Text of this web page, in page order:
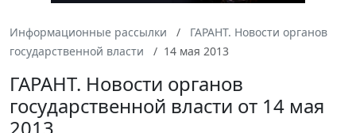
Информационные рассылки
ГАРАНТ. Новости органов
государственной власти
14 мая 2013
ГАРАНТ. Новости органов
государственной власти от 14 мая
2013